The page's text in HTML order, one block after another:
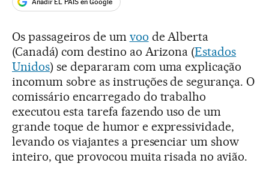
Os passageiros de um voo de Alberta
(Canadá) com destino ao Arizona (Estados
Unidos) se depararam com uma explicação
incomum sobre as instruções de segurança. O
comissário encarregado do trabalho
executou esta tarefa fazendo uso de um
grande toque de humor e expressividade,
levando os viajantes a presenciar um show
inteiro, que provocou muita risada no avião.